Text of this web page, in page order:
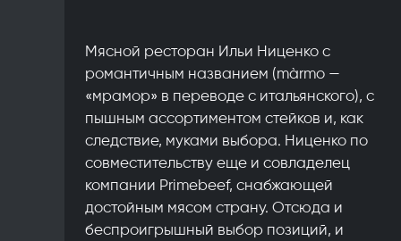
Мясной ресторан Ильи Ниценко с
романтичным названием (màrmo —
«мрамор» в переводе с итальянского), с
пышным ассортиментом стейков и, как
следствие, муками выбора. Ниценко по
совместительству еще и совладелец
компании Primebeef, снабжающей
достойным мясом страну. Отсюда и
беспроигрышный выбор позиций, и